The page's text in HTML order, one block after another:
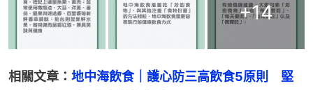
+14
相關文章： 地中海飲食｜護心防三高飲食5原則　堅